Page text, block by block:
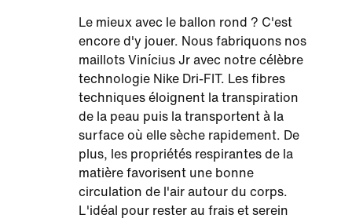
Le mieux avec le ballon rond ? C'est
encore d'y jouer. Nous fabriquons nos
maillots Vinícius Jr avec notre célèbre
technologie Nike Dri-FIT. Les fibres
techniques éloignent la transpiration
de la peau puis la transportent à la
surface où elle sèche rapidement. De
plus, les propriétés respirantes de la
matière favorisent une bonne
circulation de l'air autour du corps.
L'idéal pour rester au frais et serein